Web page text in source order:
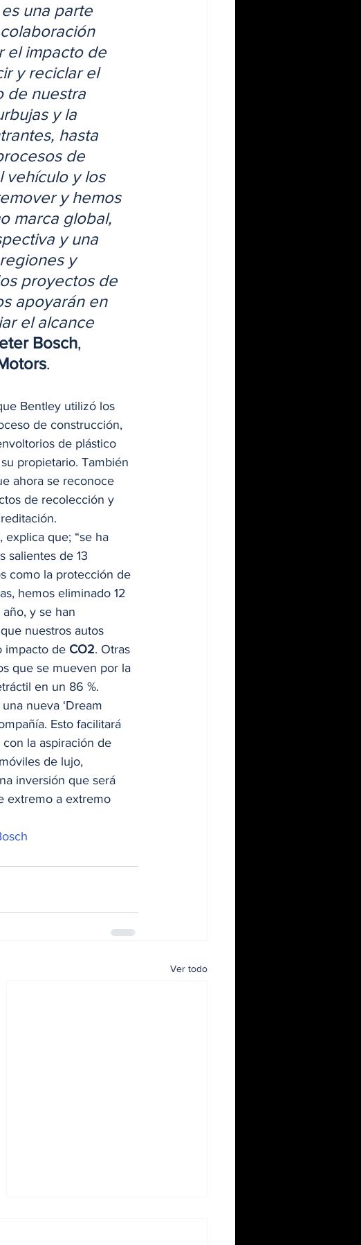
una parte
el impacto de
y reciclar el
de nuestra
y la
hasta
de
vehículo y los
y hemos
marca global,
y una
y
proyectos de
apoyarán en
el alcance
Bosch,
.
Bentley utilizó los
de construcción,
de plástico
propietario. También
ahora se reconoce
de recolección y
que; “se ha
salientes de 13
como la protección de
hemos eliminado 12
y se han
nuestros autos
impacto de CO2. Otras
que se mueven por la
en un 86 %.
nueva ‘Dream
Esto facilitará
la aspiración de
de lujo,
inversión que será
extremo a extremo
Ver todo